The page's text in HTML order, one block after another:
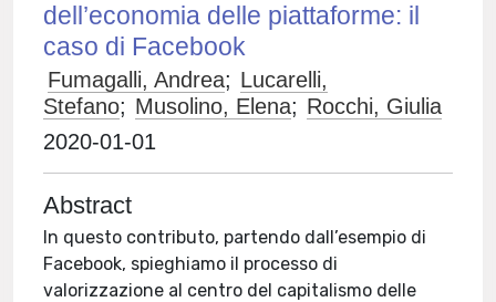
dell’economia delle piattaforme: il
caso di Facebook
Fumagalli, Andrea; Lucarelli,
Stefano; Musolino, Elena; Rocchi, Giulia
2020-01-01
Abstract
In questo contributo, partendo dall’esempio di
Facebook, spieghiamo il processo di
valorizzazione al centro del capitalismo delle